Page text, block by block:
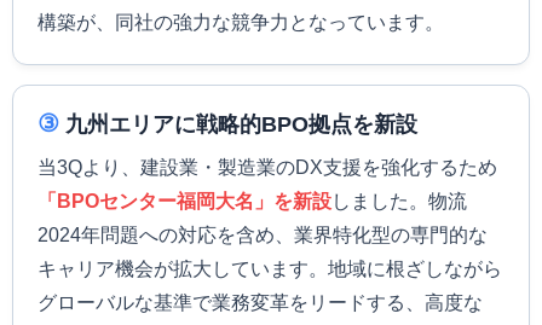
構築が、同社の強力な競争力となっています。
③ 九州エリアに戦略的BPO拠点を新設
当3Qより、建設業・製造業のDX支援を強化するため
「BPOセンター福岡大名」を新設しました。物流
2024年問題への対応を含め、業界特化型の専門的な
キャリア機会が拡大しています。地域に根ざしながら
グローバルな基準で業務変革をリードする、高度な